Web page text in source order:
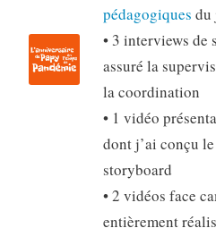
pédagogiques du
• 3 interviews de
assuré la
la coordination
• 1 vidéo
dont j’ai conçu
storyboard
• 2 vidéos face
entièrement